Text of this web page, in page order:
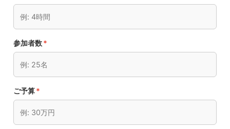
参加者数*
ご予算*